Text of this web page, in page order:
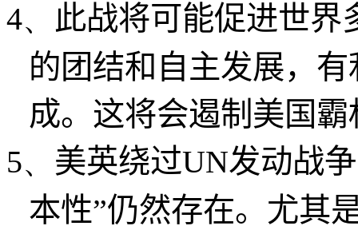
4、 此战将可能促进世界
的团结和自主发展，
成。这将会遏制美国
5、 美英绕过UN发动战
本性”仍然存在。尤其